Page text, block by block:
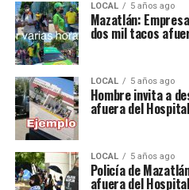
LOCAL 5 años ago
Mazatlán:
dos mil tacos
LOCAL 5 años ago
Hombre invita a
afuera del
LOCAL 5 años ago
Policía de
afuera del